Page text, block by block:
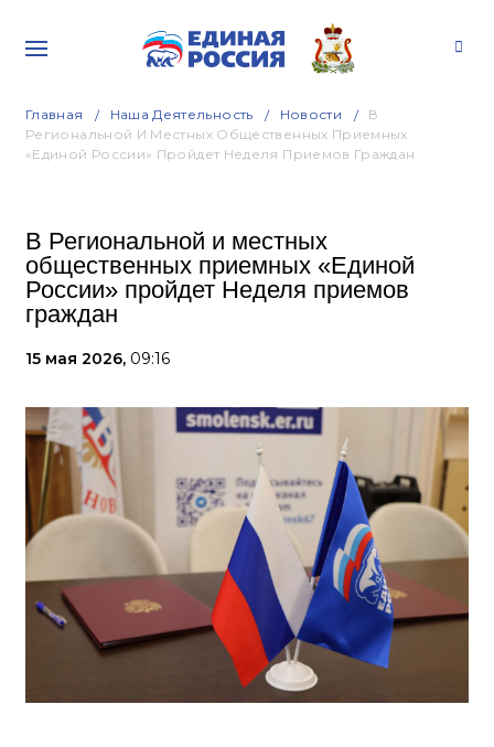
Главная Наша Деятельность Новости
В
Региональной И Местных Общественных Приемных
«Единой России» Пройдет Неделя Приемов Граждан
В Региональной и местных
общественных приемных «Единой
России» пройдет Неделя приемов
граждан
15 мая 2026, 09:16